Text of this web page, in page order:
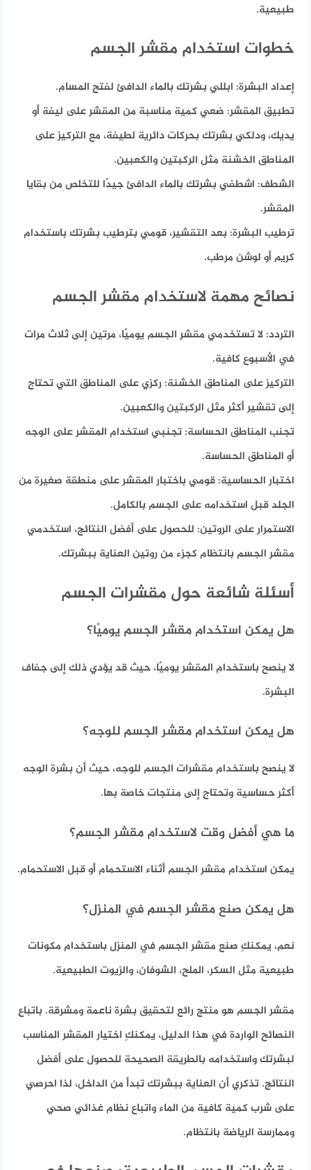
طبيعية.
خطوات استخدام مقشر الجسم
إعداد البشرة: ابللي بشرتك بالماء الدافئ لفتح المسام.
تطبيق المقشر: ضعي كمية مناسبة من المقشر على ليفة أو
يديك، ودلكي بشرتك بحركات دائرية لطيفة، مع التركيز على
المناطق الخشنة مثل الركبتين والكعبين.
الشطف: اشطفي بشرتك بالماء الدافئ جيدًا للتخلص من بقايا
المقشر.
ترطيب البشرة: بعد التقشير، قومي بترطيب بشرتك باستخدام
كريم أو لوشن مرطب.
نصائح مهمة لاستخدام مقشر الجسم
التردد: لا تستخدمي مقشر الجسم يوميًا، مرتين إلى ثلاث مرات
في الأسبوع كافية.
التركيز على المناطق الخشنة: ركزي على المناطق التي تحتاج
إلى تقشير أكثر مثل الركبتين والكعبين.
تجنب المناطق الحساسة: تجنبي استخدام المقشر على الوجه
أو المناطق الحساسة.
اختبار الحساسية: قومي باختبار المقشر على منطقة صغيرة من
الجلد قبل استخدامه على الجسم بالكامل.
الاستمرار على الروتين: للحصول على أفضل النتائج، استخدمي
مقشر الجسم بانتظام كجزء من روتين العناية ببشرتك.
أسئلة شائعة حول مقشرات الجسم
هل يمكن استخدام مقشر الجسم يوميًا؟
لا ينصح باستخدام المقشر يوميًا، حيث قد يؤدي ذلك إلى جفاف
البشرة.
هل يمكن استخدام مقشر الجسم للوجه؟
لا ينصح باستخدام مقشرات الجسم للوجه، حيث أن بشرة الوجه
أكثر حساسية وتحتاج إلى منتجات خاصة بها.
ما هي أفضل وقت لاستخدام مقشر الجسم؟
يمكن استخدام مقشر الجسم أثناء الاستحمام أو قبل الاستحمام.
هل يمكن صنع مقشر الجسم في المنزل؟
نعم، يمكنكِ صنع مقشر الجسم في المنزل باستخدام مكونات
طبيعية مثل السكر، الملح، الشوفان، والزيوت الطبيعية.
مقشر الجسم هو منتج رائع لتحقيق بشرة ناعمة ومشرقة. باتباع
النصائح الواردة في هذا الدليل، يمكنكِ اختيار المقشر المناسب
لبشرتك واستخدامه بالطريقة الصحيحة للحصول على أفضل
النتائج. تذكري أن العناية ببشرتك تبدأ من الداخل، لذا احرصي
على شرب كمية كافية من الماء واتباع نظام غذائي صحي
وممارسة الرياضة بانتظام.